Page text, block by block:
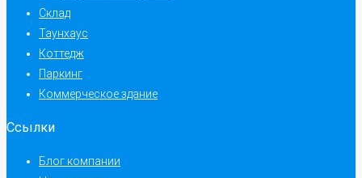
Склад
Таунхаус
Коттедж
Паркинг
Коммерческое здание
Ссылки
Блог компании